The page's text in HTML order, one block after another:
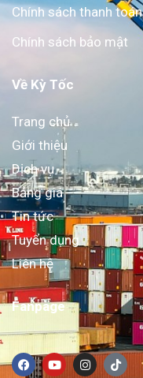
Chính sách thanh toán
Chính sách bảo mật
Về Kỳ Tốc
Trang chủ
Giới thiệu
Dịch vụ
Bảng giá
Tin tức
Tuyển dụng
Liên hệ
Fanpage